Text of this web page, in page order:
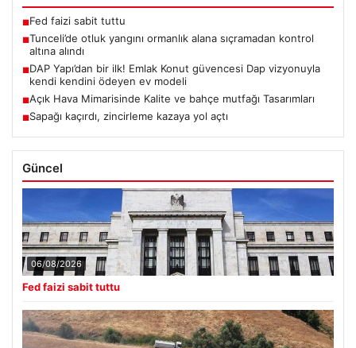
■Fed faizi sabit tuttu
■Tunceli’de otluk yangını ormanlık alana sıçramadan kontrol
altına alındı
■DAP Yapı’dan bir ilk! Emlak Konut güvencesi Dap vizyonuyla
kendi kendini ödeyen ev modeli
■Açık Hava Mimarisinde Kalite ve bahçe mutfağı Tasarımları
■Sapağı kaçırdı, zincirleme kazaya yol açtı
Güncel
06/08/2026
Fed faizi sabit tuttu